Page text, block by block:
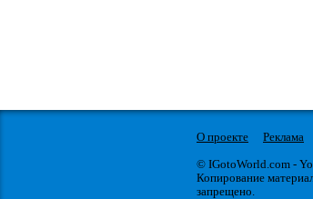
О проекте Реклама
© IGotoWorld.com -
Копирование
запрещено.